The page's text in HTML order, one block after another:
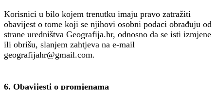
Korisnici u bilo kojem trenutku imaju pravo zatražiti
obavijest o tome koji se njihovi osobni podaci obrađuju od
strane uredništva Geografija.hr, odnosno da se isti izmjene
ili obrišu, slanjem zahtjeva na e-mail
geografijahr@gmail.com.
6. Obavijesti o promjenama